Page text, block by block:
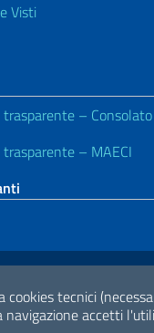
cookies tecnici
navigazione accetti
Visti
– Consolato
– MAECI